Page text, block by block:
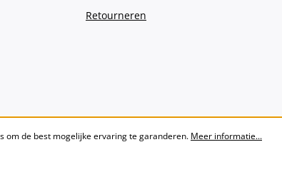
Retourneren
om de best mogelijke ervaring te garanderen. Meer informatie...